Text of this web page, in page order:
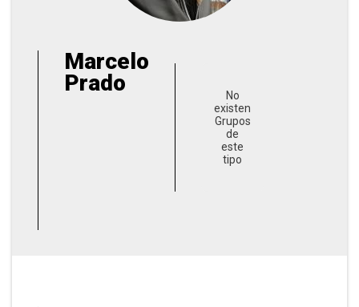
Marcelo
Prado
No
existen
Grupos
de
este
tipo